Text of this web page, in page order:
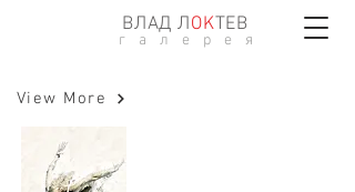
ВЛАД ЛОKТЕВ
г а л е р е я
View More